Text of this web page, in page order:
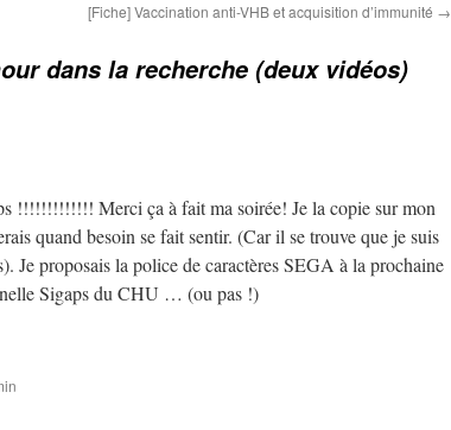
[Fiche] Vaccination anti-VHB et acquisition d’immunité →
dans la recherche (deux vidéos)
!!!!!!!!!!!!! Merci ça à fait ma soirée! Je la copie sur mon
quand besoin se fait sentir. (Car il se trouve que je suis
Je proposais la police de caractères SEGA à la prochaine
Sigaps du CHU … (ou pas !)